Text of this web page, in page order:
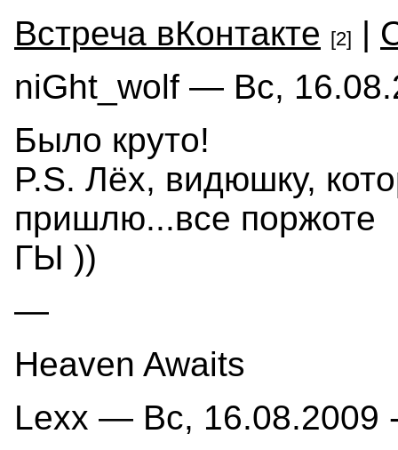
Встреча вКонтакте [2] |
niGht_wolf — Вс,
Было круто!
P.S. Лёх, видюшку,
пришлю...все поржоте
ГЫ ))
—
Heaven Awaits
Lexx — Вс, 16.08.2009